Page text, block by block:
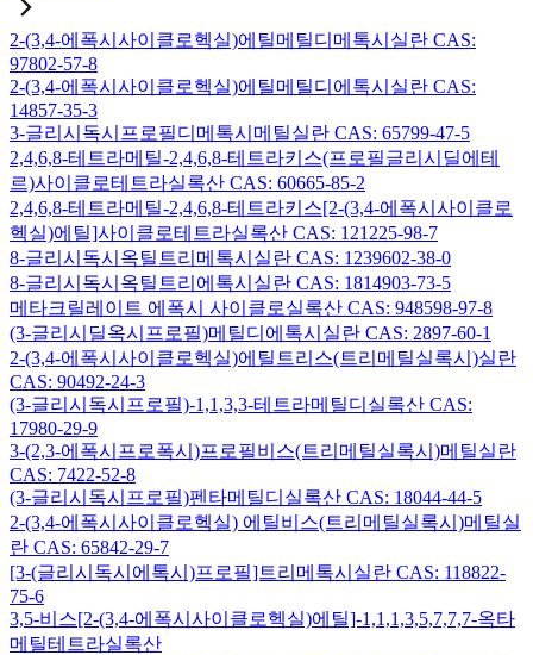
2-(3,4-에폭시사이클로헥실)에틸메틸디메톡시실란 CAS:
97802-57-8
2-(3,4-에폭시사이클로헥실)에틸메틸디에톡시실란 CAS:
14857-35-3
3-글리시독시프로필디메톡시메틸실란 CAS: 65799-47-5
2,4,6,8-테트라메틸-2,4,6,8-테트라키스(프로필글리시딜에테
르)사이클로테트라실록산 CAS: 60665-85-2
2,4,6,8-테트라메틸-2,4,6,8-테트라키스[2-(3,4-에폭시사이클로
헥실)에틸]사이클로테트라실록산 CAS: 121225-98-7
8-글리시독시옥틸트리메톡시실란 CAS: 1239602-38-0
8-글리시독시옥틸트리에톡시실란 CAS: 1814903-73-5
메타크릴레이트 에폭시 사이클로실록산 CAS: 948598-97-8
(3-글리시딜옥시프로필)메틸디에톡시실란 CAS: 2897-60-1
2-(3,4-에폭시사이클로헥실)에틸트리스(트리메틸실록시)실란
CAS: 90492-24-3
(3-글리시독시프로필)-1,1,3,3-테트라메틸디실록산 CAS:
17980-29-9
3-(2,3-에폭시프로폭시)프로필비스(트리메틸실록시)메틸실란
CAS: 7422-52-8
(3-글리시독시프로필)펜타메틸디실록산 CAS: 18044-44-5
2-(3,4-에폭시사이클로헥실) 에틸비스(트리메틸실록시)메틸실
란 CAS: 65842-29-7
[3-(글리시독시에톡시)프로필]트리메톡시실란 CAS: 118822-
75-6
3,5-비스[2-(3,4-에폭시사이클로헥실)에틸]-1,1,1,3,5,7,7,7-옥타
메틸테트라실록산